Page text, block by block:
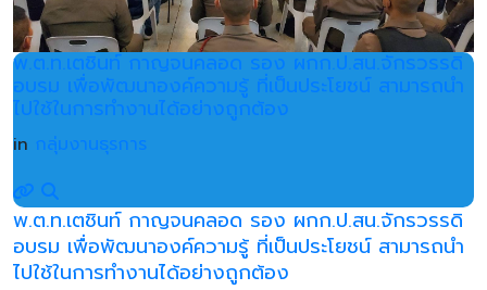
พ.ต.ท.เตชินท์ กาญจนคลอด รอง ผกก.ป.สน.จักรวรรดิ
อบรม เพื่อพัฒนาองค์ความรู้ ที่เป็นประโยชน์ สามารถนำ
ไปใช้ในการทำงานได้อย่างถูกต้อง
in กลุ่มงานธุรการ
พ.ต.ท.เตชินท์ กาญจนคลอด รอง ผกก.ป.สน.จักรวรรดิ
อบรม เพื่อพัฒนาองค์ความรู้ ที่เป็นประโยชน์ สามารถนำ
ไปใช้ในการทำงานได้อย่างถูกต้อง